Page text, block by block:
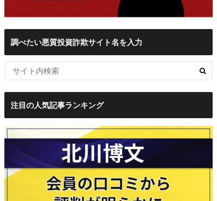
調べたい悪質投資詐欺サイト名を入力
注目の人気記事ランキング